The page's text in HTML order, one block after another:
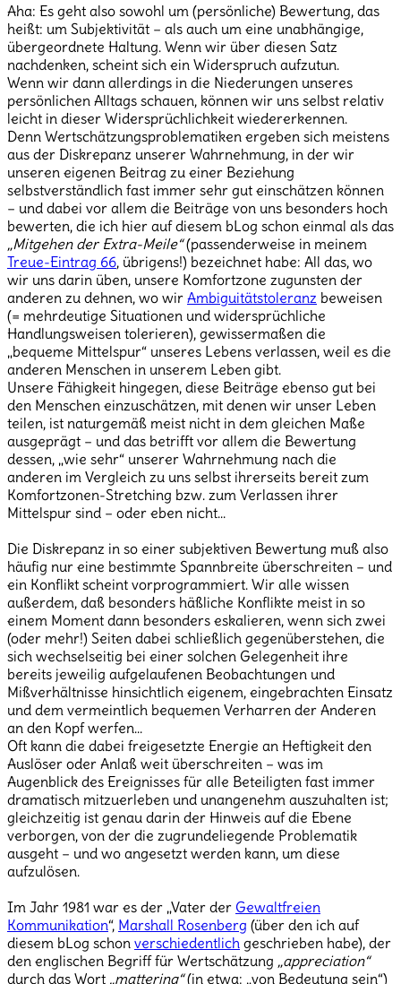
Aha: Es geht also sowohl um (persönliche) Bewertung, das
heißt: um Subjektivität – als auch um eine unabhängige,
übergeordnete Haltung. Wenn wir über diesen Satz
nachdenken, scheint sich ein Widerspruch aufzutun.
Wenn wir dann allerdings in die Niederungen unseres
persönlichen Alltags schauen, können wir uns selbst relativ
leicht in dieser Widersprüchlichkeit wiedererkennen.
Denn Wertschätzungsproblematiken ergeben sich meistens
aus der Diskrepanz unserer Wahrnehmung, in der wir
unseren eigenen Beitrag zu einer Beziehung
selbstverständlich fast immer sehr gut einschätzen können
– und dabei vor allem die Beiträge von uns besonders hoch
bewerten, die ich hier auf diesem bLog schon einmal als das
„Mitgehen der Extra-Meile“(passenderweise in meinem
Treue-Eintrag 66, übrigens!) bezeichnet habe: All das, wo
wir uns darin üben, unsere Komfortzone zugunsten der
anderen zu dehnen, wo wir Ambiguitätstoleranz beweisen
(= mehrdeutige Situationen und widersprüchliche
Handlungsweisen tolerieren), gewissermaßen die
„bequeme Mittelspur“ unseres Lebens verlassen, weil es die
anderen Menschen in unserem Leben gibt.
Unsere Fähigkeit hingegen, diese Beiträge ebenso gut bei
den Menschen einzuschätzen, mit denen wir unser Leben
teilen, ist naturgemäß meist nicht in dem gleichen Maße
ausgeprägt – und das betrifft vor allem die Bewertung
dessen, „wie sehr“ unserer Wahrnehmung nach die
anderen im Vergleich zu uns selbst ihrerseits bereit zum
Komfortzonen-Stretching bzw. zum Verlassen ihrer
Mittelspur sind – oder eben nicht…
Die Diskrepanz in so einer subjektiven Bewertung muß also
häufig nur eine bestimmte Spannbreite überschreiten – und
ein Konflikt scheint vorprogrammiert. Wir alle wissen
außerdem, daß besonders häßliche Konflikte meist in so
einem Moment dann besonders eskalieren, wenn sich zwei
(oder mehr!) Seiten dabei schließlich gegenüberstehen, die
sich wechselseitig bei einer solchen Gelegenheit ihre
bereits jeweilig aufgelaufenen Beobachtungen und
Mißverhältnisse hinsichtlich eigenem, eingebrachten Einsatz
und dem vermeintlich bequemen Verharren der Anderen
an den Kopf werfen…
Oft kann die dabei freigesetzte Energie an Heftigkeit den
Auslöser oder Anlaß weit überschreiten – was im
Augenblick des Ereignisses für alle Beteiligten fast immer
dramatisch mitzuerleben und unangenehm auszuhalten ist;
gleichzeitig ist genau darin der Hinweis auf die Ebene
verborgen, von der die zugrundeliegende Problematik
ausgeht – und wo angesetzt werden kann, um diese
aufzulösen.
Im Jahr 1981 war es der „Vater der Gewaltfreien
Kommunikation“, Marshall Rosenberg (über den ich auf
diesem bLog schon verschiedentlich geschrieben habe), der
den englischen Begriff für Wertschätzung „appreciation“
durch das Wort „mattering“(in etwa: „von Bedeutung sein“)